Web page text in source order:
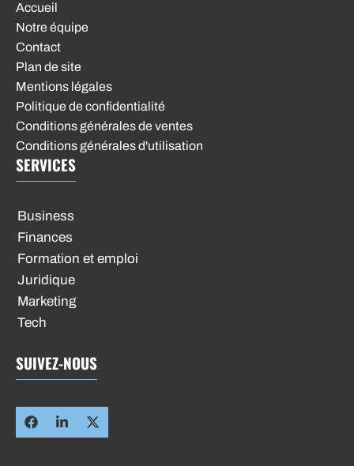
Accueil
Notre équipe
Contact
Plan de site
Mentions légales
Politique de confidentialité
Conditions générales de ventes
Conditions générales d'utilisation
SERVICES
Business
Finances
Formation et emploi
Juridique
Marketing
Tech
SUIVEZ-NOUS